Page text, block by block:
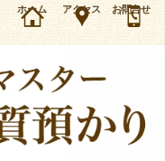
イズ 168623 付属品なしを75万円
かり・質入れは大阪・豊中の質屋マ
ホーム アクセス お問合せ